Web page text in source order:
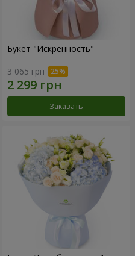
Букет "Искренность"
3 065 грн
Заказать